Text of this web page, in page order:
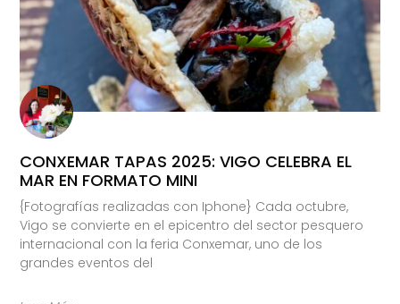
CONXEMAR TAPAS 2025: VIGO CELEBRA EL
MAR EN FORMATO MINI
{Fotografías realizadas con Iphone} Cada octubre,
Vigo se convierte en el epicentro del sector pesquero
internacional con la feria Conxemar, uno de los
grandes eventos del